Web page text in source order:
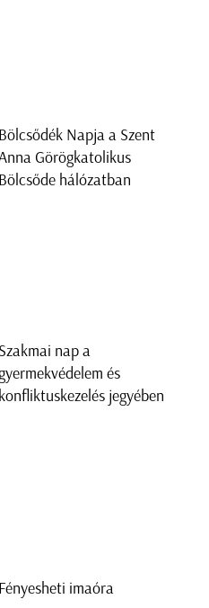
Bölcsődék Napja a Szent
Görögkatolikus
Bölcsőde hálózatban
Szakmai nap a
és
konfliktuskezelés jegyében
Fényesheti imaóra